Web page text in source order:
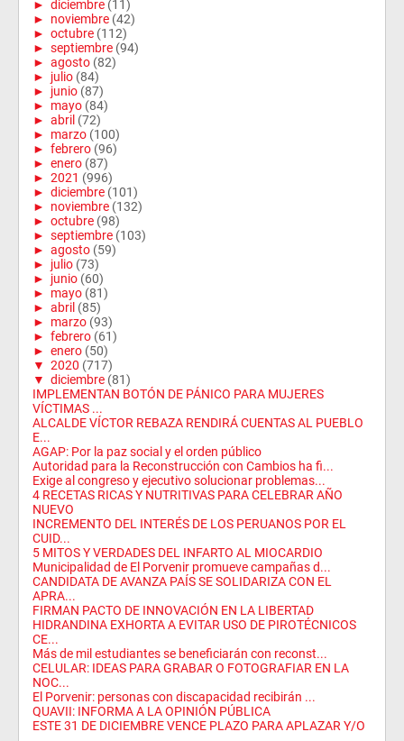
► diciembre (11)
► noviembre (42)
► octubre (112)
► septiembre (94)
► agosto (82)
► julio (84)
► junio (87)
► mayo (84)
► abril (72)
► marzo (100)
► febrero (96)
► enero (87)
► 2021 (996)
► diciembre (101)
► noviembre (132)
► octubre (98)
► septiembre (103)
► agosto (59)
► julio (73)
► junio (60)
► mayo (81)
► abril (85)
► marzo (93)
► febrero (61)
► enero (50)
▼ 2020 (717)
▼ diciembre (81)
IMPLEMENTAN BOTÓN DE PÁNICO PARA MUJERES
VÍCTIMAS ...
ALCALDE VÍCTOR REBAZA RENDIRÁ CUENTAS AL PUEBLO
E...
AGAP: Por la paz social y el orden público
Autoridad para la Reconstrucción con Cambios ha fi...
Exige al congreso y ejecutivo solucionar problemas...
4 RECETAS RICAS Y NUTRITIVAS PARA CELEBRAR AÑO
NUEVO
INCREMENTO DEL INTERÉS DE LOS PERUANOS POR EL
CUID...
5 MITOS Y VERDADES DEL INFARTO AL MIOCARDIO
Municipalidad de El Porvenir promueve campañas d...
CANDIDATA DE AVANZA PAÍS SE SOLIDARIZA CON EL
APRA...
FIRMAN PACTO DE INNOVACIÓN EN LA LIBERTAD
HIDRANDINA EXHORTA A EVITAR USO DE PIROTÉCNICOS
CE...
Más de mil estudiantes se beneficiarán con reconst...
CELULAR: IDEAS PARA GRABAR O FOTOGRAFIAR EN LA
NOC...
El Porvenir: personas con discapacidad recibirán ...
QUAVII: INFORMA A LA OPINIÓN PÚBLICA
ESTE 31 DE DICIEMBRE VENCE PLAZO PARA APLAZAR Y/O